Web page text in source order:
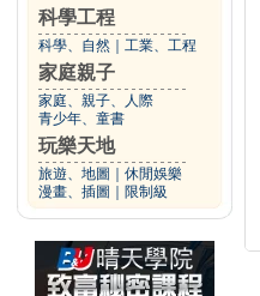
科學工程
科學、自然 工業、工程
家庭親子
家庭、親子、人際
青少年、童書
玩樂天地
旅遊、地圖
休閒娛樂
漫畫、插圖
限制級